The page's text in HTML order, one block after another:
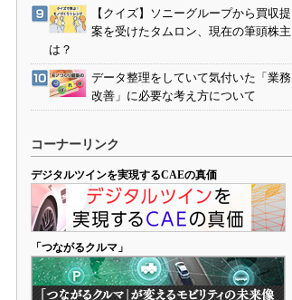
【クイズ】ソニーグループから買収提
案を受けたタムロン、現在の筆頭株主
は？
データ整理をしていて気付いた「業務
改善」に必要な考え方について
コーナーリンク
デジタルツインを実現するCAEの真価
「つながるクルマ」